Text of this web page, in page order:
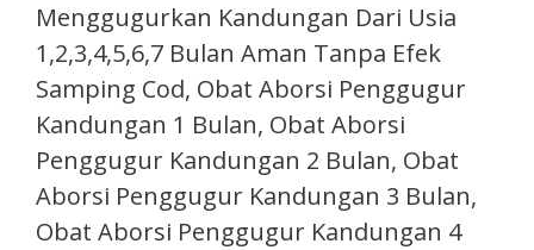
Menggugurkan Kandungan Dari Usia
1,2,3,4,5,6,7 Bulan Aman Tanpa Efek
Samping Cod, Obat Aborsi Penggugur
Kandungan 1 Bulan, Obat Aborsi
Penggugur Kandungan 2 Bulan, Obat
Aborsi Penggugur Kandungan 3 Bulan,
Obat Aborsi Penggugur Kandungan 4